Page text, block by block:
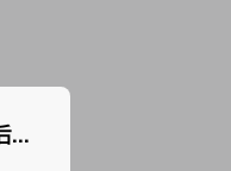
期待
...